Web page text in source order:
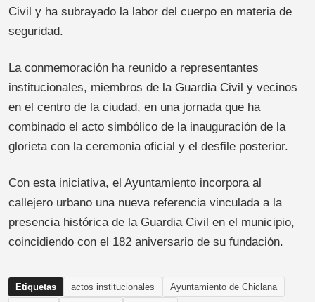
Civil y ha subrayado la labor del cuerpo en materia de
seguridad.
La conmemoración ha reunido a representantes
institucionales, miembros de la Guardia Civil y vecinos
en el centro de la ciudad, en una jornada que ha
combinado el acto simbólico de la inauguración de la
glorieta con la ceremonia oficial y el desfile posterior.
Con esta iniciativa, el Ayuntamiento incorpora al
callejero urbano una nueva referencia vinculada a la
presencia histórica de la Guardia Civil en el municipio,
coincidiendo con el 182 aniversario de su fundación.
Etiquetas actos institucionales
Ayuntamiento de Chiclana